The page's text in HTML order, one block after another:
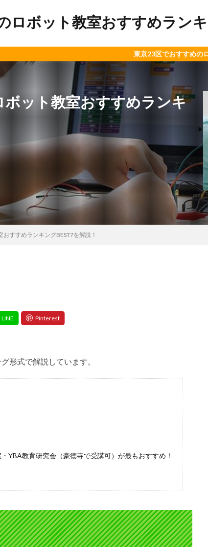
ロボット教室おすすめランキ
東京23区でおすすめのロボット教室や
ット教室おすすめランキ
すすめランキングBEST7を解説！
形式で解説しています。
YBA教育研究会（豪徳寺で受講可）が最もおすすめ！